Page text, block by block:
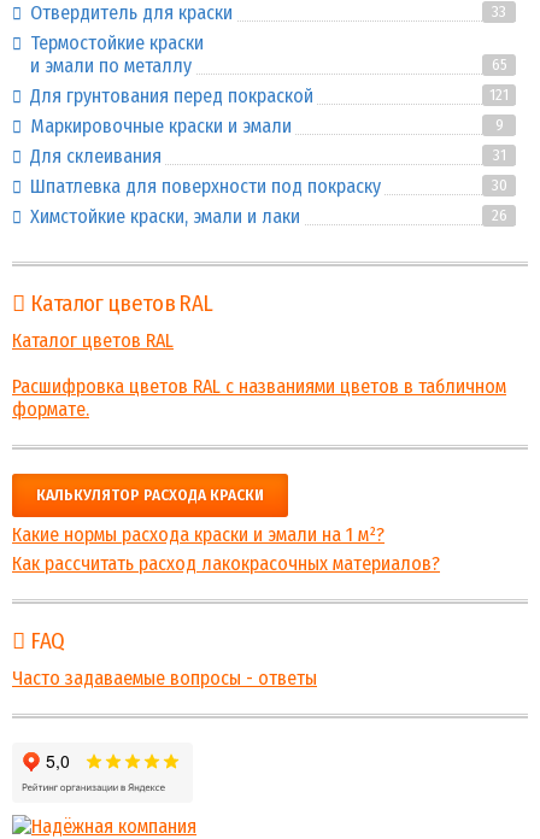
Отвердитель для краски 33
Термостойкие краски
и эмали по металлу
65
Для грунтования перед покраской 121
Маркировочные краски и эмали 9
Для склеивания 31
Шпатлевка для поверхности под покраску 30
Химстойкие краски, эмали и лаки 26
Каталог цветов RAL
Каталог цветов RAL
Расшифровка цветов RAL с названиями цветов в табличном
формате.
КАЛЬКУЛЯТОР РАСХОДА КРАСКИ
Какие нормы расхода краски и эмали на 1 м²?
Как рассчитать расход лакокрасочных материалов?
FAQ
Часто задаваемые вопросы - ответы